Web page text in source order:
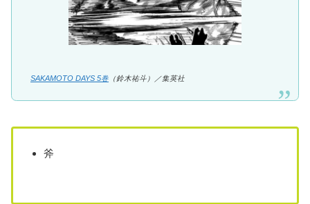
SAKAMOTO DAYS 5巻 （鈴木祐斗）／集英社
斧